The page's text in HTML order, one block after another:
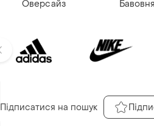
Оверсайз
Підписатися на пошук